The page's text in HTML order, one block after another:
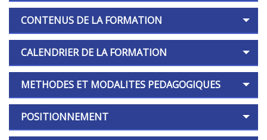
CONTENUS DE LA FORMATION
CALENDRIER DE LA FORMATION
METHODES ET MODALITES PEDAGOGIQUES
POSITIONNEMENT